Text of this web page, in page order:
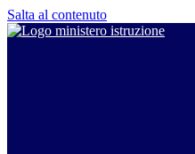
Salta al contenuto